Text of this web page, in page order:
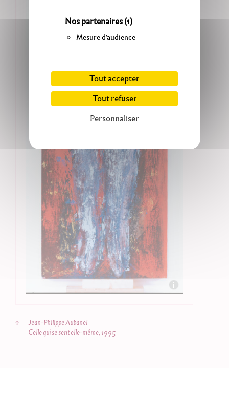
Nos partenaires(1)
Mesure d'audience
Tout accepter
Tout refuser
Personnaliser
↑
Jean-Philippe Aubanel
Celle qui se sent elle-même, 1995